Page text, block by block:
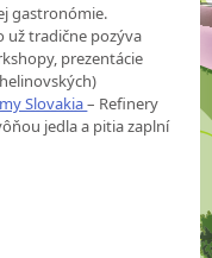
gastronómie.
už tradične pozýva
prezentácie
Slovakia– Refinery
jedla a pitia zaplní